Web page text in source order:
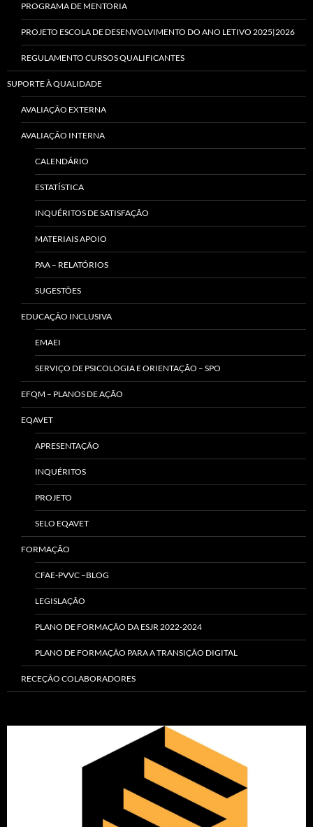
PROGRAMA DE MENTORIA
PROJETO ESCOLA DE DESENVOLVIMENTO DO ANO LETIVO 2025|2026
REGULAMENTO CURSOS QUALIFICANTES
SUPORTE À QUALIDADE
AVALIAÇÃO EXTERNA
AVALIAÇÃO INTERNA
CALENDÁRIO
ESTATÍSTICA
INQUÉRITOS DE SATISFAÇÃO
MATERIAIS APOIO
PAA – RELATÓRIOS
SUGESTÕES
EDUCAÇÃO INCLUSIVA
EMAEI
SERVIÇO DE PSICOLOGIA E ORIENTAÇÃO – SPO
EFQM – PLANOS DE AÇÃO
EQAVET
APRESENTAÇÃO
INQUÉRITOS
PROJETO
SELO EQAVET
FORMAÇÃO
CFAE-PVVC –BLOG
LEGISLAÇÃO
PLANO DE FORMAÇÃO DA ESJR 2022-2024
PLANO DE FORMAÇÃO PARA A TRANSIÇÃO DIGITAL
RECEÇÃO COLABORADORES